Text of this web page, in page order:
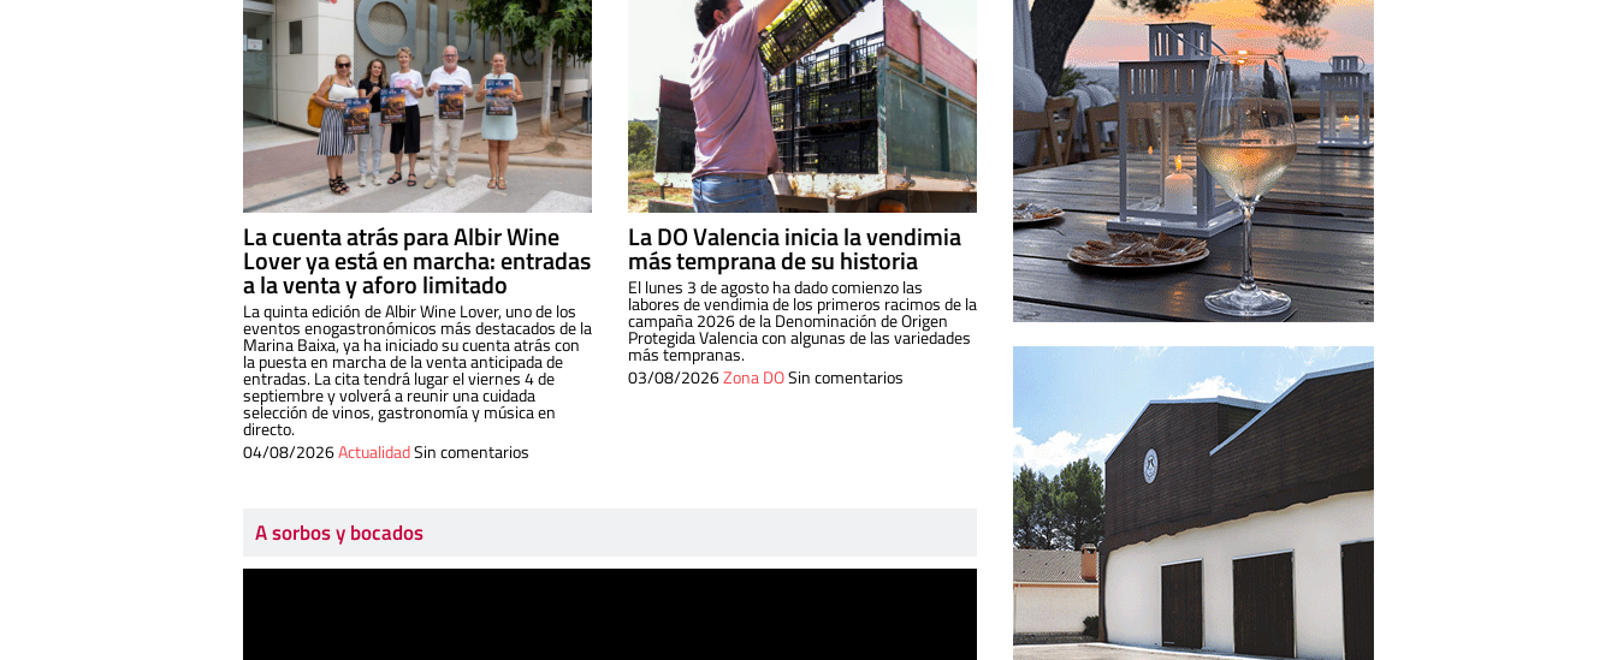
La cuenta atrás para Albir Wine
Lover ya está en marcha: entradas
a la venta y aforo limitado
La quinta edición de Albir Wine Lover, uno de los
eventos enogastronómicos más destacados de la
Marina Baixa, ya ha iniciado su cuenta atrás con
la puesta en marcha de la venta anticipada de
entradas. La cita tendrá lugar el viernes 4 de
septiembre y volverá a reunir una cuidada
selección de vinos, gastronomía y música en
directo.
04/08/2026ActualidadSin comentarios
La DO Valencia inicia la vendimia
más temprana de su historia
El lunes 3 de agosto ha dado comienzo las
labores de vendimia de los primeros racimos de la
campaña 2026 de la Denominación de Origen
Protegida Valencia con algunas de las variedades
más tempranas.
03/08/2026Zona DOSin comentarios
A sorbos y bocados